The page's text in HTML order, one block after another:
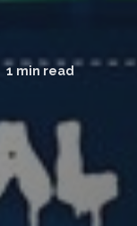
1 min read